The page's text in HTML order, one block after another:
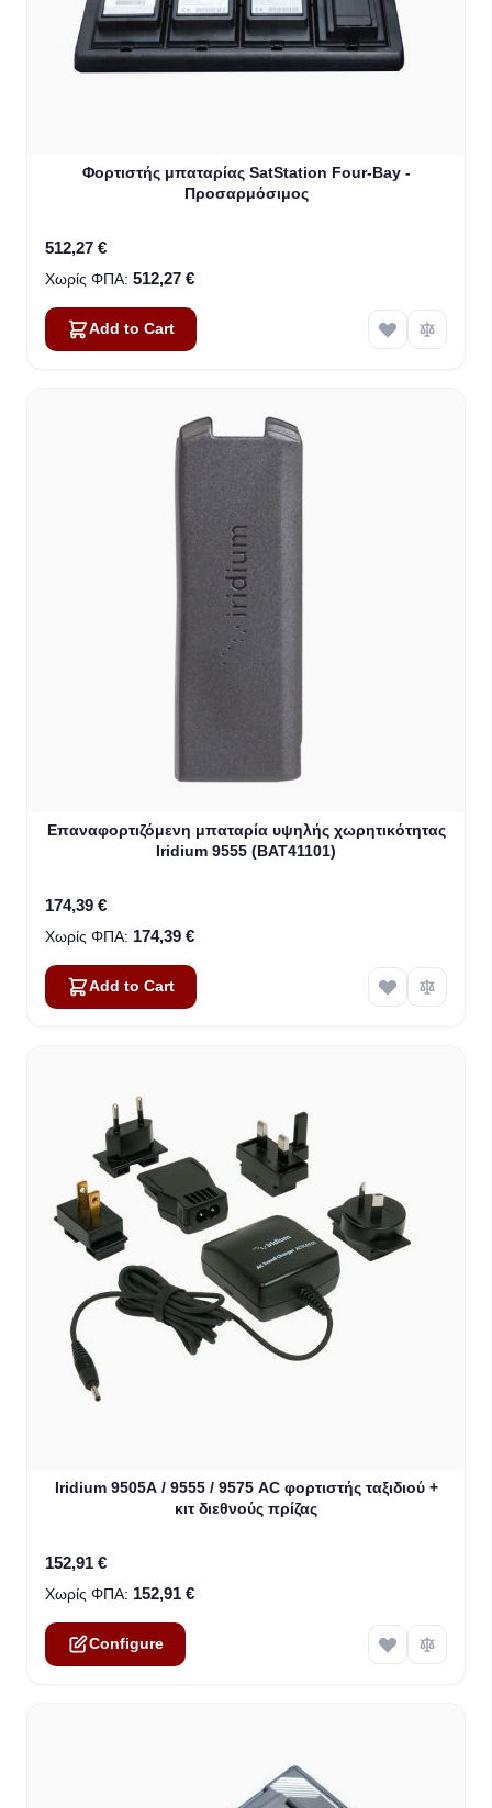
Φορτιστής μπαταρίας SatStation Four-Bay -
Προσαρμόσιμος
512,27 €
512,27 €
Add to Cart
Επαναφορτιζόμενη μπαταρία υψηλής χωρητικότητας
Iridium 9555 (BAT41101)
174,39 €
174,39 €
Add to Cart
Iridium 9505A / 9555 / 9575 AC φορτιστής ταξιδιού +
κιτ διεθνούς πρίζας
The price depends on the options chosen on the product
152,91 €
152,91 €
Configure